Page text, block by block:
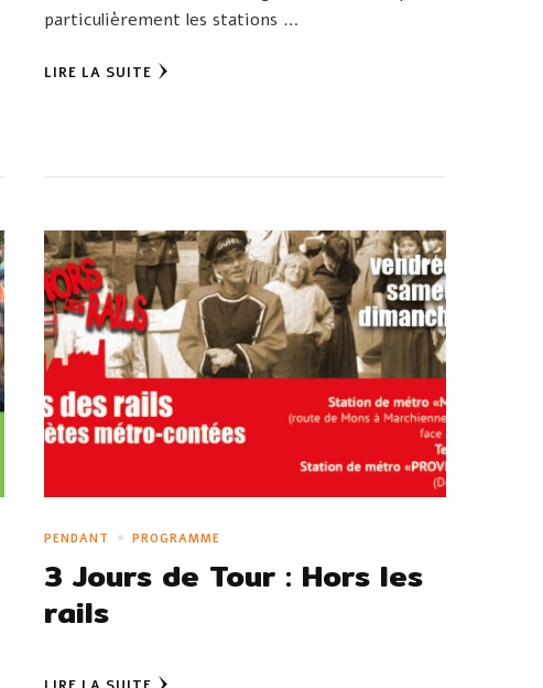
particulièrement les stations …
LIRE LA SUITE
PENDANT PROGRAMME
3 Jours de Tour : Hors les
rails